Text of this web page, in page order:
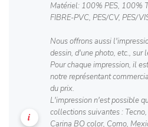
Matériel: 100% PES, 100%
FIBRE-PVC, PES/CV, PES/
Nous offrons aussi
dessin, d'une photo, etc., sur
Pour chaque impression, il
notre représentant
du prix.
L'impression n'est possible
collections suivantes :
Carina BO color, Como,